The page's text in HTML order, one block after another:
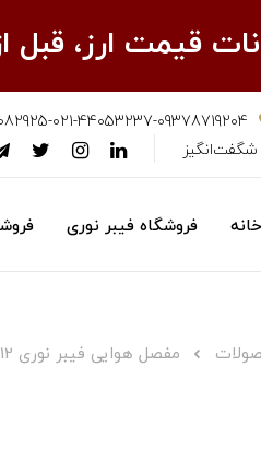
قیمت ارز،
021-44053237-09378719204
خانه فروشگاه فیبر نوری
مفصل هوایی فیبر نوری 12 کر